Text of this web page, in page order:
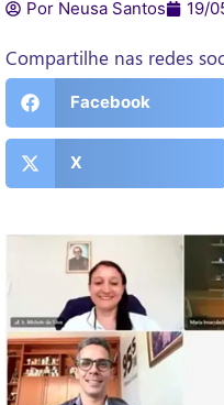
Por Neusa Santos 19/
Compartilhe nas redes
Facebook
X